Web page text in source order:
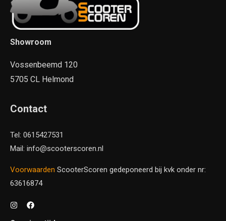
Showroom
Vossenbeemd 120
5705 CL Helmond
Contact
Tel: 0615427531
Mail: info@scooterscoren.nl
Voorwaarden ScooterScoren gedeponeerd bij kvk onder nr:
63616874